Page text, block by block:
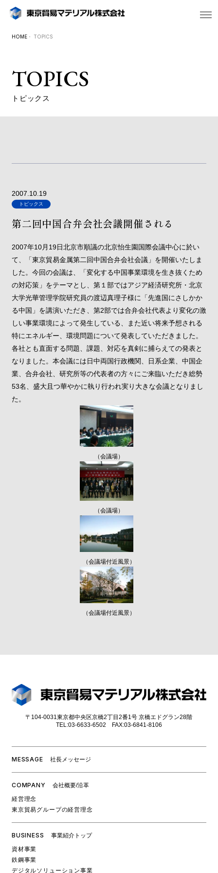
HOME・ TOPICS
TOPICS
トピックス
2007.10.19
トピックス
第二回中国合弁会社会議開催される
2007年10月19日北京市順議の北京怡生園国際会議中心に於い
て、「東京貿易金属第二回中国合弁会社会議」を開催いたしま
した。今回の会議は、「変化する中国事業環境を生き抜くため
の対応策」をテーマとし、第１部ではアジア経済研究所・北京
大学光華管理学院研究員の渡辺真理子様に「先進国にさしかか
る中国」を講演いただき、第2部では合弁会社代表より変化の激
しい事業環境によって発生している、また近い将来予想される
特にエネルギー、環境問題について発表していただきました。
各社とも直面する問題、課題、対応を真剣に捕らえての発表と
なりました。本会議には日中両国行政機関、日系企業、中国企
業、合弁会社、研究所等の代表者の方々にご来臨いただき総勢
53名、盛大且つ華やかに執り行われ実り大きな会議となりまし
た。
（会議場）
（会議場）
（会議場付近風景）
（会議場付近風景）
〒104-0031東京都中央区京橋2丁目2番1号 京橋エドグラン28階
TEL:03-6633-6502 FAX:03-6841-8106
MESSAGE 社⻑メッセージ
COMPANY
会社概要/沿革
経営理念
東京貿易グループの経営理念
BUSINESS
事業紹介トップ
資材事業
鉄鋼事業
デジタルソリューション事業